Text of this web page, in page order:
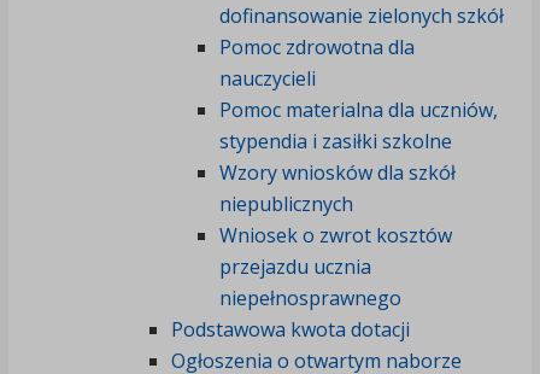
dofinansowanie zielonych szkół
Pomoc zdrowotna dla
nauczycieli
Pomoc materialna dla uczniów,
stypendia i zasiłki szkolne
Wzory wniosków dla szkół
niepublicznych
Wniosek o zwrot kosztów
przejazdu ucznia
niepełnosprawnego
Podstawowa kwota dotacji
Ogłoszenia o otwartym naborze